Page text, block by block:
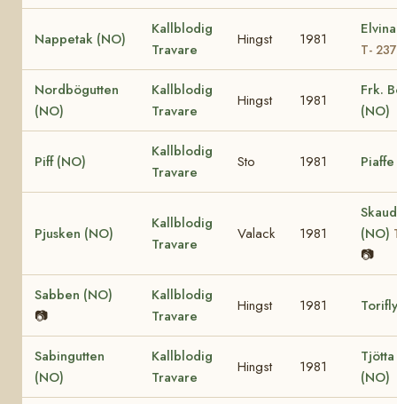
Nappetak (NO)
Kallblodig
Travare
Hingst 1981
T-
Nordbögutten
(NO)
Kallblodig
Travare
Hingst 1981
Frk.
(NO)
Piff (NO)
Kallblodig
Travare
Sto 1981
Pjusken (NO)
Kallblodig
Travare
Valack 1981
(NO)
📷
Sabben (NO)
📷
Kallblodig
Travare
Hingst 1981
Sabingutten
(NO)
Kallblodig
Travare
Hingst 1981
(NO)